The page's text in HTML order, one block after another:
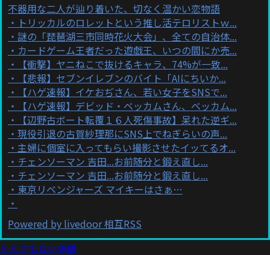
不器用な二人が辿り着いた、切なく温かい恋物語
トリッカルのロレットという推し活テロリストｗ...
謎の「琵琶湖三市同時花火大会」、全ての自治体...
カードゲーム王者だった遊戯王、いつの間にか売...
【衝撃】ヤニねこで抜けるキャラ、74%が一致...
【悲報】セブンイレブンのバイト「AIにちいか...
【ハゲ速報】イケおぢさん、若い女子をSNSで...
【ハゲ速報】デビッド・ベッカムさん、ベッカム...
【辺野古ボート転覆１６人死傷事故】呆れた逆ギ...
現役引退の古賀紗理那にSNS上でねぎらいの声...
主婦に個室に入ってもらい撮影させたイッてるオ...
チェンソーマン 吉田...お前随分と鍛え直し...
チェンソーマン 吉田...お前随分と鍛え直し...
東京リベンジャーズ マイキーはさぁ…
Powered by livedoor 相互RSS
とんでもない体験